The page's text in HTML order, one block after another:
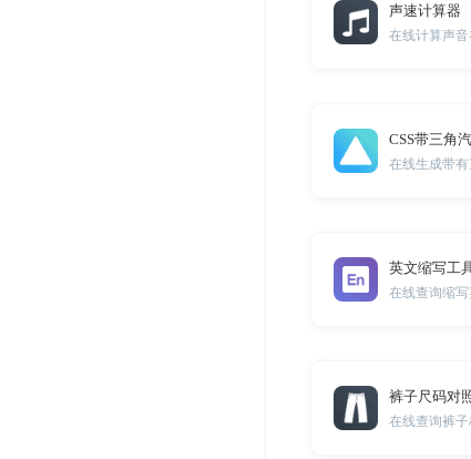
声速计算器
在线计算声
CSS带三角
在线生成带
英文缩写工
在线查询缩
裤子尺码对
在线查询裤